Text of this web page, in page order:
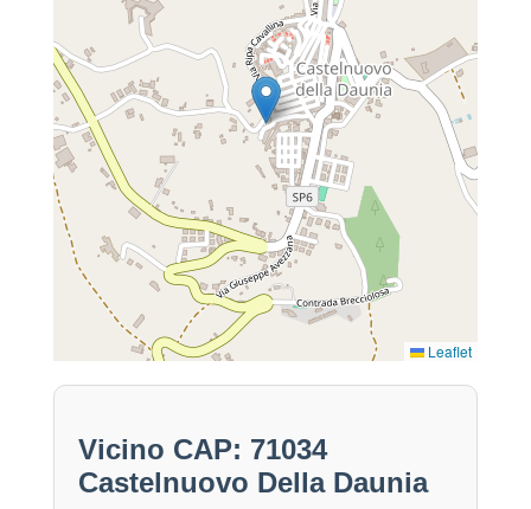
Leaflet
Vicino CAP: 71034
Castelnuovo Della Daunia